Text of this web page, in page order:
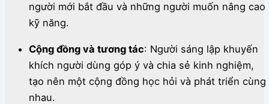
người mới bắt đầu và những người muốn nâng cao
kỹ năng.
Cộng đồng và tương tác: Người sáng lập khuyến
khích người dùng góp ý và chia sẻ kinh nghiệm,
tạo nên một cộng đồng học hỏi và phát triển cùng
nhau.